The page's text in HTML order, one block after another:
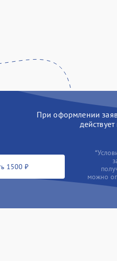
При оформлении
1500 ₽
можно